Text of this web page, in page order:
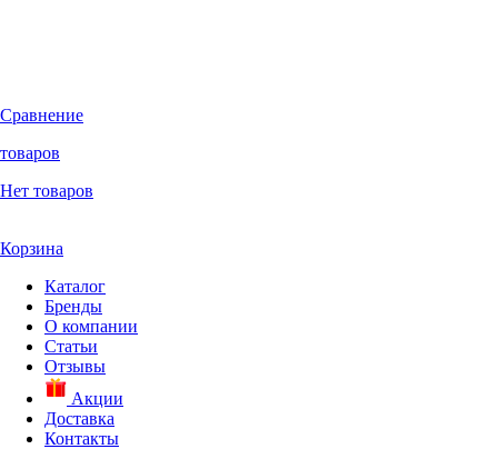
Сравнение
товаров
Нет товаров
Корзина
Каталог
Бренды
О компании
Статьи
Отзывы
Акции
Доставка
Контакты